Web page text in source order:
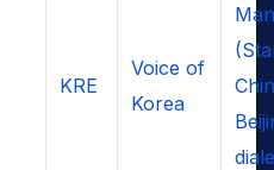
KRE
Voice of
Korea